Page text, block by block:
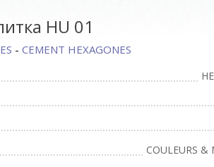
HU 01
- CEMENT HEXAGONES
COULEURS &